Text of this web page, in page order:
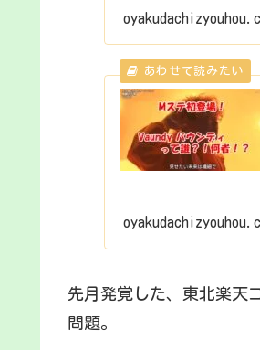
先月発覚した、東北楽天
問題。